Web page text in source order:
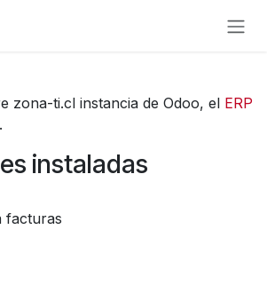
zona-ti.cl instancia de Odoo, el ERP
.
instaladas
facturas